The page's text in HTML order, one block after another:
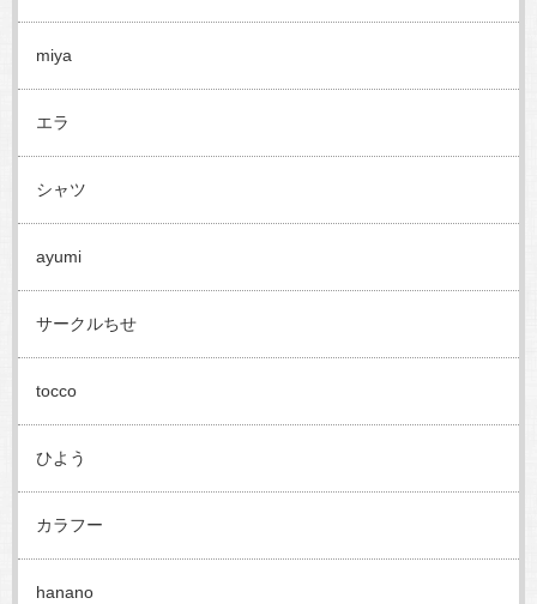
miya
エラ
シャツ
ayumi
サークルちせ
tocco
ひよう
カラフー
hanano